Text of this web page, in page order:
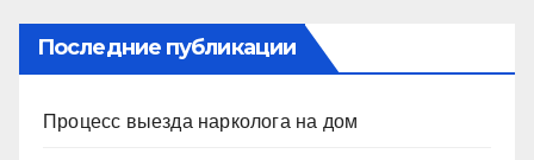
Последние публикации
Процесс выезда нарколога на дом